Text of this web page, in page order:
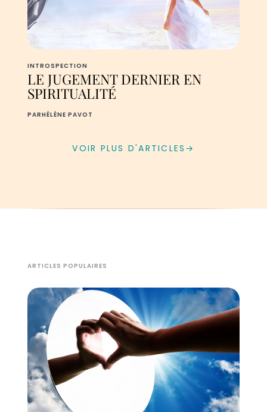
INTROSPECTION
LE JUGEMENT DERNIER EN
SPIRITUALITÉ
PARHÉLÈNE PAVOT
VOIR PLUS D'ARTICLES →
ARTICLES POPULAIRES